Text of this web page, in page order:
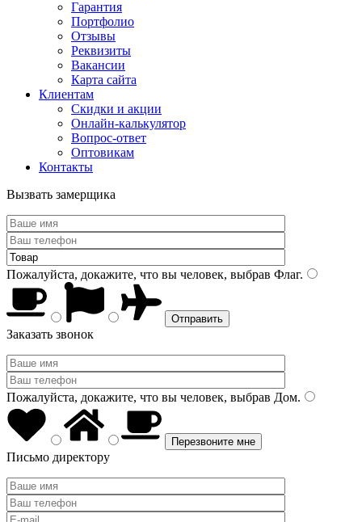
Гарантия
Портфолио
Отзывы
Реквизиты
Вакансии
Карта сайта
Клиентам
Скидки и акции
Онлайн-калькулятор
Вопрос-ответ
Оптовикам
Контакты
Вызвать замерщика
Пожалуйста, докажите, что вы человек, выбрав Флаг.
Заказать звонок
Пожалуйста, докажите, что вы человек, выбрав Дом.
Письмо директору